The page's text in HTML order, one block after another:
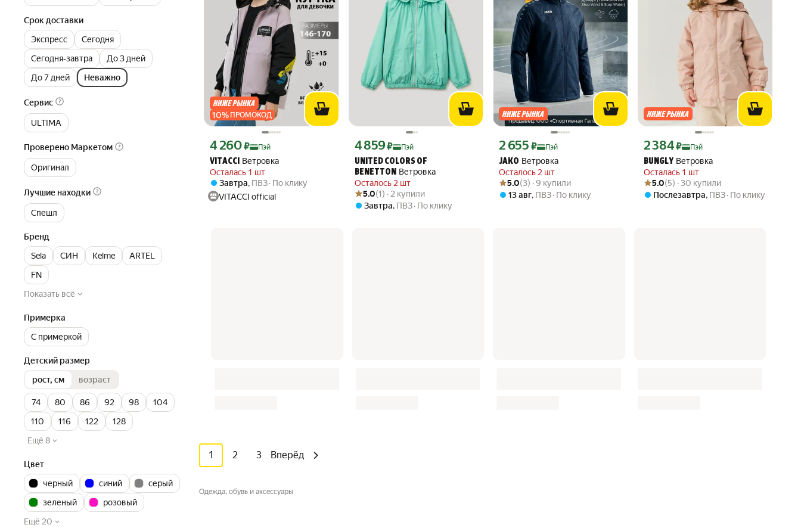
Срок доставки
Экспресс
Сегодня
Сегодня‐завтра
До 3 дней
До 7 дней
Неважно
Сервис
ULTIMA
Проверено Маркетом
Оригинал
Лучшие находки
Спешл
Бренд
Sela
СИН Kelme
ARTEL
FN
Показать всё
Примерка
С примеркой
Детский размер
рост, см
возраст
74 80 86 92 98
104
110
116 122
128
Ещё 8
Цвет
черный
синий
серый
зеленый
розовый
Ещё 20
10% ПРОМОКОД
VITACCI Ветровка
Осталась 1 шт
Цена с картой Яндекс Пэй 4260 ₽ вместо
4 260₽ Пэй
Завтра, ПВЗ По клику
VITACCI official
UNITED COLORS OF
BENETTON Ветровка
Осталось 2 шт
Цена с картой Яндекс Пэй 4859 ₽ вместо
4 859₽ Пэй
Рейтинг товара: 5.0 из 5
Оценок: (1) · 2 купили
5.0(1) · 2 купили
Завтра, ПВЗ По клику
JAKO Ветровка
Осталось 2 шт
Цена с картой Яндекс Пэй 2655 ₽ вместо
2 655 ₽ Пэй
Рейтинг товара: 5.0 из 5
Оценок: (3) · 9 купили
5.0(3) · 9 купили
13 авг, ПВЗ По клику
BUNGLY Ветровка
Осталась 1 шт
Цена с картой Яндекс Пэй 2384 ₽ вместо
2 384₽ Пэй
Рейтинг товара: 5.0 из 5
Оценок: (5) · 30 купили
5.0(5) · 30 купили
Послезавтра, ПВЗ По клику
1 2 3 Вперёд
Одежда, обувь и аксессуары